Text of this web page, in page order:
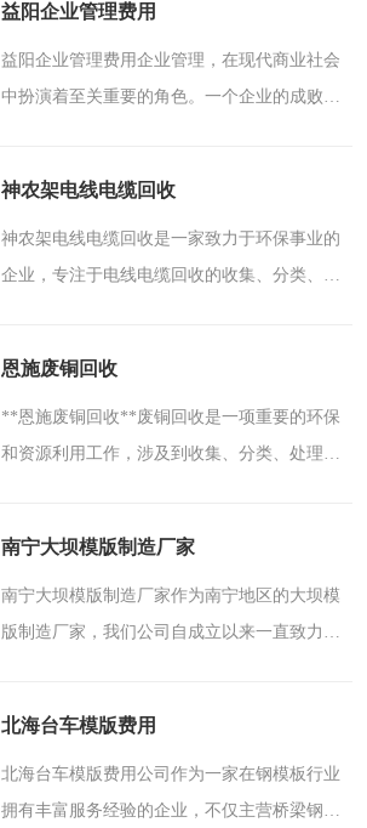
底地区的企业，商标..
益阳企业管理费用
益阳企业管理费用企业管理，在现代商业社会
中扮演着至关重要的角色。一个企业的成败，
理是企业生存和发展的..
神农架电线电缆回收
神农架电线电缆回收是一家致力于环保事业的
企业，专注于电线电缆回收的收集、分类、拆
了一个日益重要的环..
恩施废铜回收
**恩施废铜回收**废铜回收是一项重要的环保
和资源利用工作，涉及到收集、分类、处理、
企业。公司业务范围..
南宁大坝模版制造厂家
南宁大坝模版制造厂家作为南宁地区的大坝模
版制造厂家，我们公司自成立以来一直致力于
经验，能够满足客户..
北海台车模版费用
北海台车模版费用公司作为一家在钢模板行业
拥有丰富服务经验的企业，不仅主营桥梁钢模